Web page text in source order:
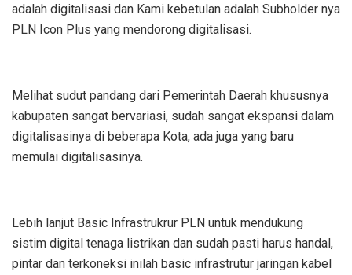
adalah digitalisasi dan Kami kebetulan adalah Subholder nya
PLN Icon Plus yang mendorong digitalisasi.
Melihat sudut pandang dari Pemerintah Daerah khususnya
kabupaten sangat bervariasi, sudah sangat ekspansi dalam
digitalisasinya di beberapa Kota, ada juga yang baru
memulai digitalisasinya.
Lebih lanjut Basic Infrastrukrur PLN untuk mendukung
sistim digital tenaga listrikan dan sudah pasti harus handal,
pintar dan terkoneksi inilah basic infrastrutur jaringan kabel